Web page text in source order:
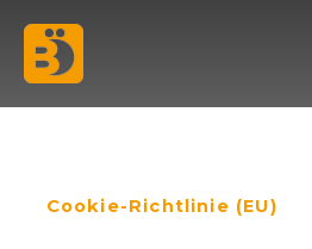
Zum
Inhalt
springen
Cookie-Richtlinie (EU)